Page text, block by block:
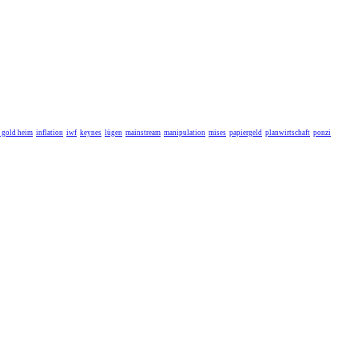
gold heim inflation iwf keynes lügen mainstream manipulation mises papiergeld planwirtschaft ponzi